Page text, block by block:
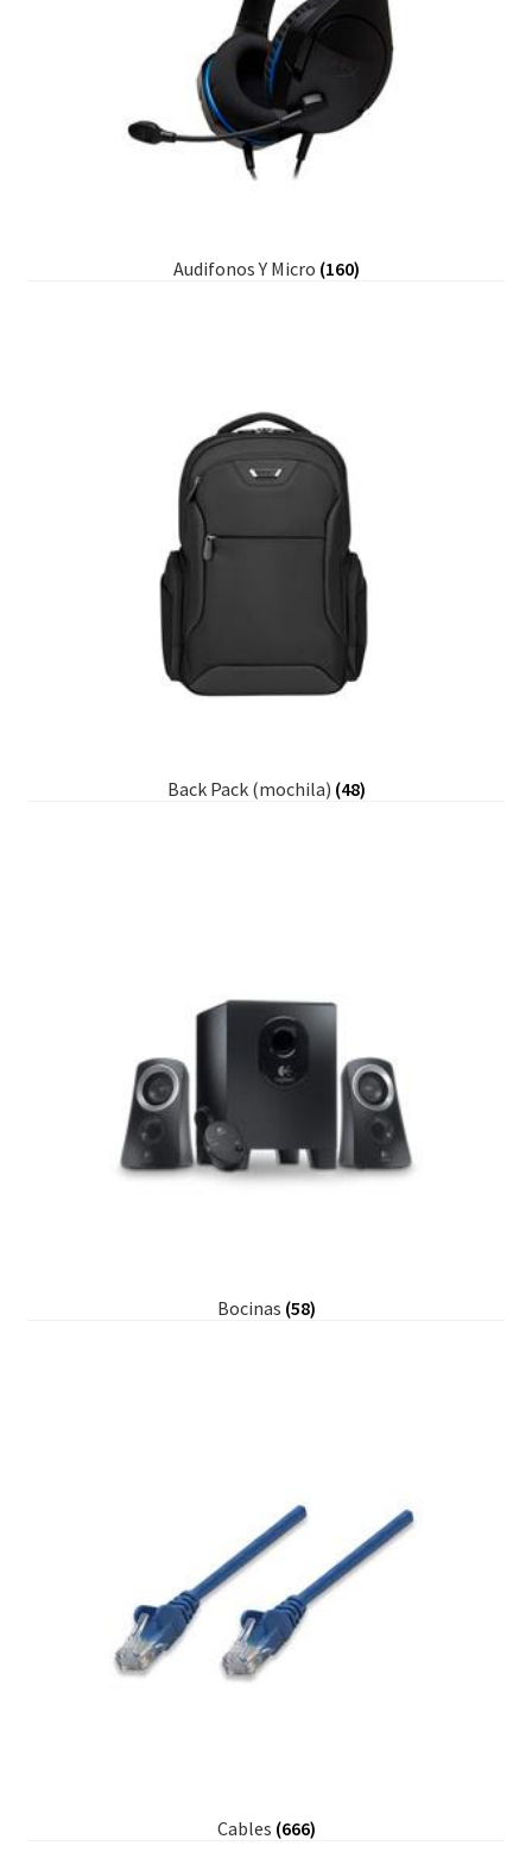
Audifonos Y Micro (160)
Back Pack (mochila) (48)
Bocinas (58)
Cables (666)